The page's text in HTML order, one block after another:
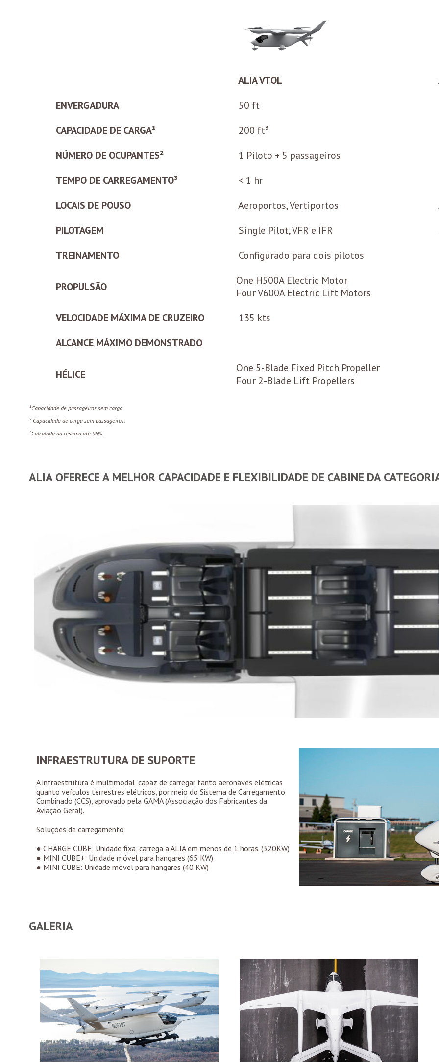
ALIA VTOL
ENVERGADURA
50 ft
CAPACIDADE DE CARGA¹
200 ft³
NÚMERO DE OCUPANTES²
1 Piloto + 5 passageiros
TEMPO DE CARREGAMENTO³
< 1 hr
LOCAIS DE POUSO
Aeroportos, Vertiportos
PILOTAGEM
Single Pilot, VFR e IFR
TREINAMENTO
Configurado para dois pilotos
PROPULSÃO
One H500A Electric Motor
Four V600A Electric Lift Motors
VELOCIDADE MÁXIMA DE CRUZEIRO 135 kts
ALCANCE MÁXIMO DEMONSTRADO
HÉLICE
One 5-Blade Fixed Pitch Propeller
Four 2-Blade Lift Propellers
¹Capacidade de passageiros sem carga.
² Capacidade de carga sem passageiros.
³Calculado da reserva até 98%.
ALIA OFERECE A MELHOR CAPACIDADE E FLEXIBILIDADE DE CABINE DA
INFRAESTRUTURA DE SUPORTE
A infraestrutura é multimodal, capaz de carregar tanto aeronaves elétricas
quanto veículos terrestres elétricos, por meio do Sistema de Carregamento
Combinado (CCS), aprovado pela GAMA (Associação dos Fabricantes da
Aviação Geral).
Soluções de carregamento:
● CHARGE CUBE: Unidade fixa, carrega a ALIA em menos de 1 horas. (320KW)
● MINI CUBE+: Unidade móvel para hangares (65 KW)
● MINI CUBE: Unidade móvel para hangares (40 KW)
GALERIA